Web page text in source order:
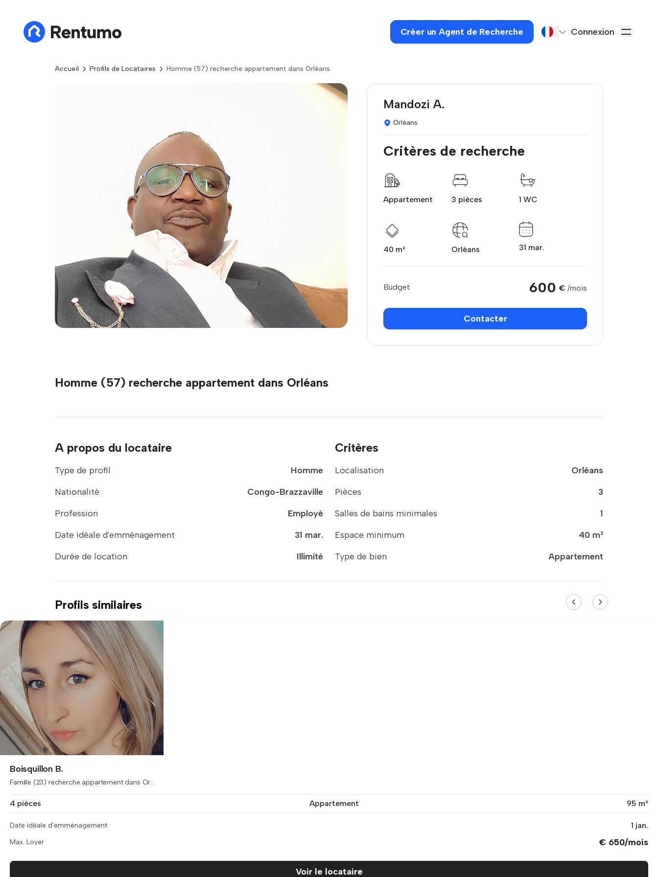
Créer un Agent de Recherche Connexion
Accueil Profils de Locataires Homme (57) recherche appartement dans Orléans
Mandozi A.
Orléans
Critères de recherche
Appartement 3 pièces 1 WC
40 m² Orléans 31 mar.
Budget 600 € /mois
Contacter
Homme (57) recherche appartement dans Orléans
A propos du locataire
Type de profil
Homme
Nationalité
Congo-Brazzaville
Profession
Employé
Date idéale d'emménagement
31 mar.
Durée de location
Illimité
Critères
Localisation
Orléans
Pièces
3
Salles de bains minimales
1
Espace minimum
40 m²
Type de bien
Appartement
Profils similaires
Boisquillon B.
Famille (23) recherche appartement dans Or...
4 pièces Appartement 95 m²
Date idéale d'emménagement 1 jan.
Max. Loyer € 650/mois
Voir le locataire